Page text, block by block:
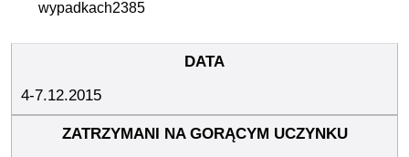
wypadkach2385
4-7.12.2015